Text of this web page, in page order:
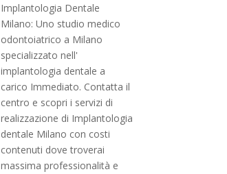
Implantologia Dentale
Milano: Uno studio medico
odontoiatrico a Milano
specializzato nell'
implantologia dentale a
carico Immediato. Contatta il
centro e scopri i servizi di
realizzazione di Implantologia
dentale Milano con costi
contenuti dove troverai
massima professionalità e